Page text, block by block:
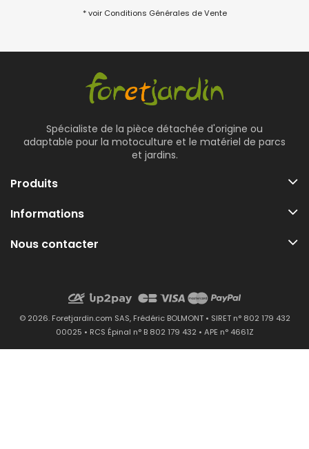
* voir Conditions Générales de Vente
Spécialiste de la pièce détachée d'origine ou
adaptable pour la motoculture et le matériel de parcs
et jardins.
Produits
Informations
Nous contacter
© 2026. Foretjardin.com SAS, Frédéric BOLMONT • SIRET n° 802 179 432
00025 • RCS Épinal n° B 802 179 432 • APE n° 4661Z